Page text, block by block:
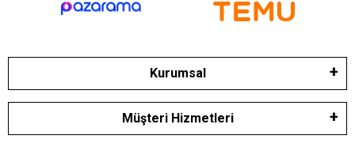
Kurumsal
Müşteri Hizmetleri